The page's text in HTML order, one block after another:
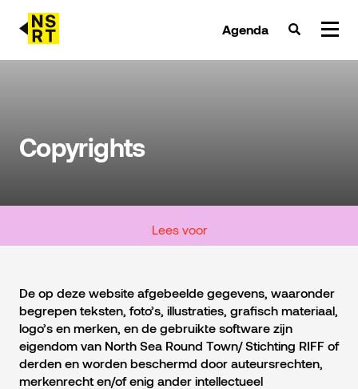
Agenda
nieuws
partners
Copyrights
Lees voor
De op deze website afgebeelde gegevens, waaronder
begrepen teksten, foto’s, illustraties, grafisch materiaal,
logo’s en merken, en de gebruikte software zijn
eigendom van North Sea Round Town/ Stichting RIFF of
derden en worden beschermd door auteursrechten,
merkenrecht en/of enig ander intellectueel